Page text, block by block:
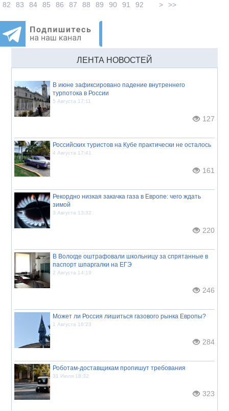
82
83 84 85 86 87 88 89 90 91 92 > >>
ЛЕНТА НОВОСТЕЙ
В июне зафиксировано падение внутреннего
турпотока в России
5 Августа 17:11
127
Российских туристов на Кубе практически не осталось
4 Августа 17:41
161
Рекордно низкая закачка газа в Европе: чего ждать
зимой
3 Августа 13:32
220
В Вологде оштрафовали школьницу за спрятанные в
паспорт шпаргалки на ЕГЭ
2 Августа 14:19
246
Может ли Россия лишиться газового рынка Европы?
1 Августа 16:23
284
Роботам-доставщикам пропишут требования
31 Июля 18:32
323